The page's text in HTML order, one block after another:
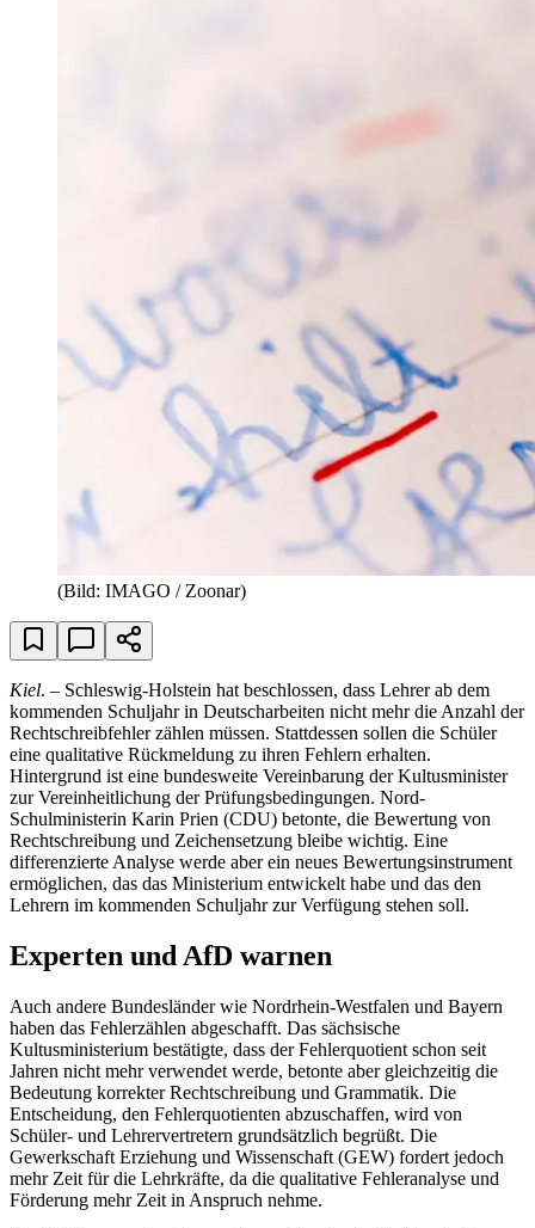
(Bild: IMAGO / Zoonar)
Kiel. – Schleswig-Holstein hat beschlossen, dass Lehrer ab dem
kommenden Schuljahr in Deutscharbeiten nicht mehr die Anzahl der
Rechtschreibfehler zählen müssen. Stattdessen sollen die Schüler
eine qualitative Rückmeldung zu ihren Fehlern erhalten.
Hintergrund ist eine bundesweite Vereinbarung der Kultusminister
zur Vereinheitlichung der Prüfungsbedingungen. Nord-
Schulministerin Karin Prien (CDU) betonte, die Bewertung von
Rechtschreibung und Zeichensetzung bleibe wichtig. Eine
differenzierte Analyse werde aber ein neues Bewertungsinstrument
ermöglichen, das das Ministerium entwickelt habe und das den
Lehrern im kommenden Schuljahr zur Verfügung stehen soll.
Experten und AfD warnen
Auch andere Bundesländer wie Nordrhein-Westfalen und Bayern
haben das Fehlerzählen abgeschafft. Das sächsische
Kultusministerium bestätigte, dass der Fehlerquotient schon seit
Jahren nicht mehr verwendet werde, betonte aber gleichzeitig die
Bedeutung korrekter Rechtschreibung und Grammatik. Die
Entscheidung, den Fehlerquotienten abzuschaffen, wird von
Schüler- und Lehrervertretern grundsätzlich begrüßt. Die
Gewerkschaft Erziehung und Wissenschaft (GEW) fordert jedoch
mehr Zeit für die Lehrkräfte, da die qualitative Fehleranalyse und
Förderung mehr Zeit in Anspruch nehme.